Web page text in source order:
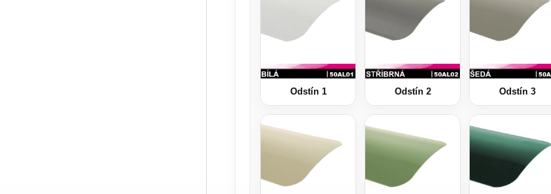
Odstín 1 Odstín 2 Odstín 3